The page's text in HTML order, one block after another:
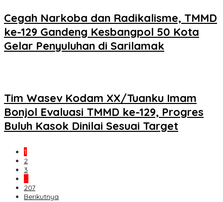
Cegah Narkoba dan Radikalisme, TMMD
ke-129 Gandeng Kesbangpol 50 Kota
Gelar Penyuluhan di Sarilamak
Tim Wasev Kodam XX/Tuanku Imam
Bonjol Evaluasi TMMD ke-129, Progres
Buluh Kasok Dinilai Sesuai Target
1
2
3
…
207
Berikutnya